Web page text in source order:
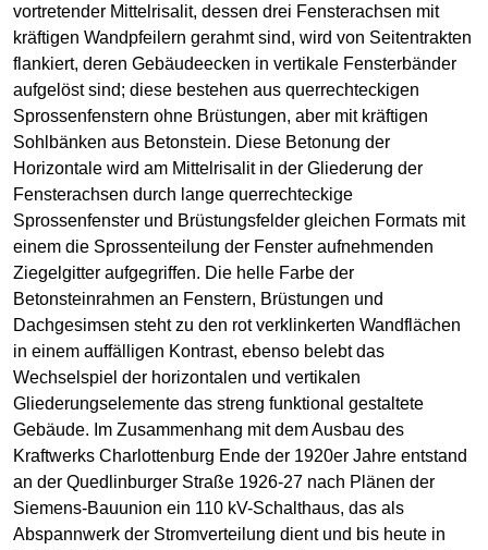
vortretender Mittelrisalit, dessen drei Fensterachsen mit
kräftigen Wandpfeilern gerahmt sind, wird von Seitentrakten
flankiert, deren Gebäudeecken in vertikale Fensterbänder
aufgelöst sind; diese bestehen aus querrechteckigen
Sprossenfenstern ohne Brüstungen, aber mit kräftigen
Sohlbänken aus Betonstein. Diese Betonung der
Horizontale wird am Mittelrisalit in der Gliederung der
Fensterachsen durch lange querrechteckige
Sprossenfenster und Brüstungsfelder gleichen Formats mit
einem die Sprossenteilung der Fenster aufnehmenden
Ziegelgitter aufgegriffen. Die helle Farbe der
Betonsteinrahmen an Fenstern, Brüstungen und
Dachgesimsen steht zu den rot verklinkerten Wandflächen
in einem auffälligen Kontrast, ebenso belebt das
Wechselspiel der horizontalen und vertikalen
Gliederungselemente das streng funktional gestaltete
Gebäude. Im Zusammenhang mit dem Ausbau des
Kraftwerks Charlottenburg Ende der 1920er Jahre entstand
an der Quedlinburger Straße 1926-27 nach Plänen der
Siemens-Bauunion ein 110 kV-Schalthaus, das als
Abspannwerk der Stromverteilung dient und bis heute in